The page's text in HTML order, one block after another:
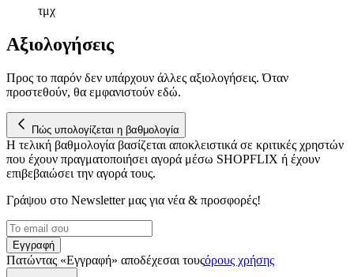
μας επεξεργαζόμαστε προσωπικά σας δεδομένα, π.χ. τη
για να αποθηκεύουμε και να έχουμε πρόσβαση σε πληροφορίες
διαφημίσεων και περιεχομένου, τις μετρήσεις σχετικά με
διαφημίσεις και περιεχόμενο, την καλύτερη εικόνα του κοινού
μας και την ανάπτυξη προϊόντων. Επίσης, κοινοποιούμε
πληροφορίες σχετικά με την από μέρους σας χρήση της
τοποθεσίας μας στους συνεργάτες μέσων κοινωνικής
δικτύωσης, διαφημίσεων και ανάλυσης.
τμχ
Αξιολογήσεις
Προς το παρόν δεν υπάρχουν άλλες αξιολογήσεις. Όταν
προστεθούν, θα εμφανιστούν εδώ.
Πώς υπολογίζεται η βαθμολογία
Η τελική βαθμολογία βασίζεται αποκλειστικά σε κριτικές χρηστών
που έχουν πραγματοποιήσει αγορά μέσω SHOPFLIX ή έχουν
επιβεβαιώσει την αγορά τους.
Γράψου στο Νewsletter μας για νέα & προσφορές!
Εγγραφή
Πατώντας «Εγγραφή» αποδέχεσαι τουςόρους χρήσης